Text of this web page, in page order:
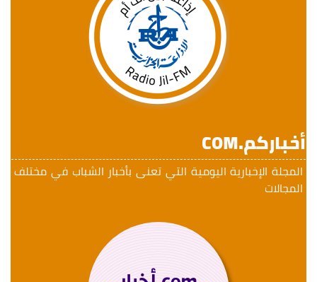
أخباركم.COM
المجلة الإخبارية اليومية التي تعنى بأخبار الشباب في مختلف
المجالات